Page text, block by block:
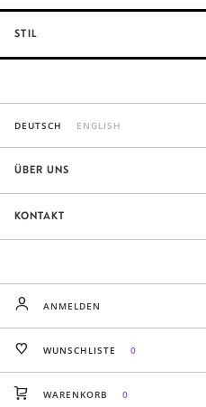
STIL
DEUTSCH ENGLISH
ÜBER UNS
KONTAKT
ANMELDEN
WUNSCHLISTE 0
WARENKORB 0